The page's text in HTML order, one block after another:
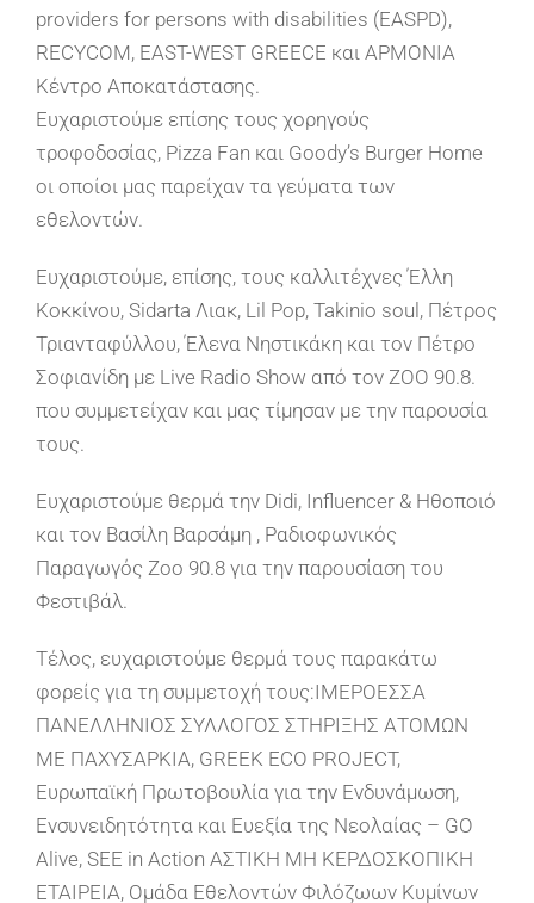
providers for persons with disabilities (EASPD),
RECYCOM, EAST-WEST GREECE και ΑΡΜΟΝΙΑ
Kέντρο Αποκατάστασης.
Ευχαριστούμε επίσης τους χορηγούς
τροφοδοσίας, Pizza Fan και Goody’s Burger Home
οι οποίοι μας παρείχαν τα γεύματα των
εθελοντών.
Ευχαριστούμε, επίσης, τους καλλιτέχνες Έλλη
Κοκκίνου, Sidarta Λιακ, Lil Pop, Takinio soul, Πέτρος
Τριανταφύλλου, Έλενα Νηστικάκη και τον Πέτρο
Σοφιανίδη με Live Radio Show από τον ZOO 90.8.
που συμμετείχαν και μας τίμησαν με την παρουσία
τους.
Ευχαριστούμε θερμά την Didi, Influencer & Ηθοποιό
και τον Βασίλη Βαρσάμη , Ραδιοφωνικός
Παραγωγός Zoo 90.8 για την παρουσίαση του
Φεστιβάλ.
Τέλος, ευχαριστούμε θερμά τους παρακάτω
φορείς για τη συμμετοχή τους:ΙΜΕΡΟΕΣΣΑ
ΠΑΝΕΛΛΗΝΙΟΣ ΣΥΛΛΟΓΟΣ ΣΤΗΡΙΞΗΣ ΑΤΟΜΩΝ
ΜΕ ΠΑΧΥΣΑΡΚΙΑ, GREEK ECO PROJECT,
Ευρωπαϊκή Πρωτοβουλία για την Ενδυνάμωση,
Ενσυνειδητότητα και Ευεξία της Νεολαίας – GO
Alive, SEE in Action ΑΣΤΙΚΗ ΜΗ ΚΕΡΔΟΣΚΟΠΙΚΗ
ΕΤΑΙΡΕΙΑ, Ομάδα Εθελοντών Φιλόζωων Κυμίνων